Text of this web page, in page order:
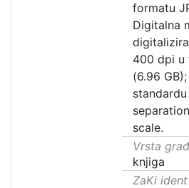
formatu
Digitalna
400 dpi u
(6.96
scale.
Vrsta
knjiga
ZaKi ident